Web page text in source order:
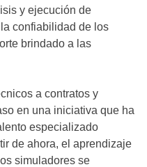
y ejecución de
confiabilidad de los
brindado a las
a contratos y
en una iniciativa que ha
especializado
de ahora, el aprendizaje
simuladores se